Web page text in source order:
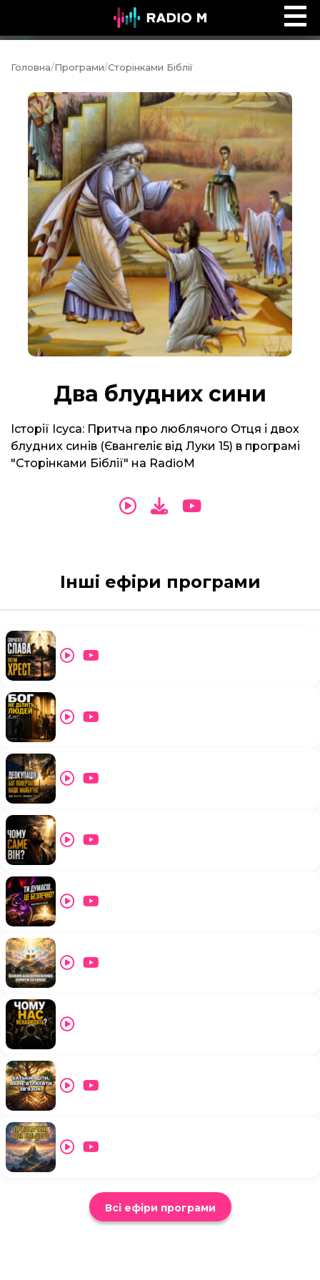
Ефір Radio M
Головна/Програми/Сторінками Біблії
Два блудних сини
Історії Ісуса: Притча про люблячого Отця і двох
блудних синів (Євангеліє від Луки 15) в програмі
"Сторінками Біблії" на RadioM
Інші ефіри програми
Всі ефіри програми